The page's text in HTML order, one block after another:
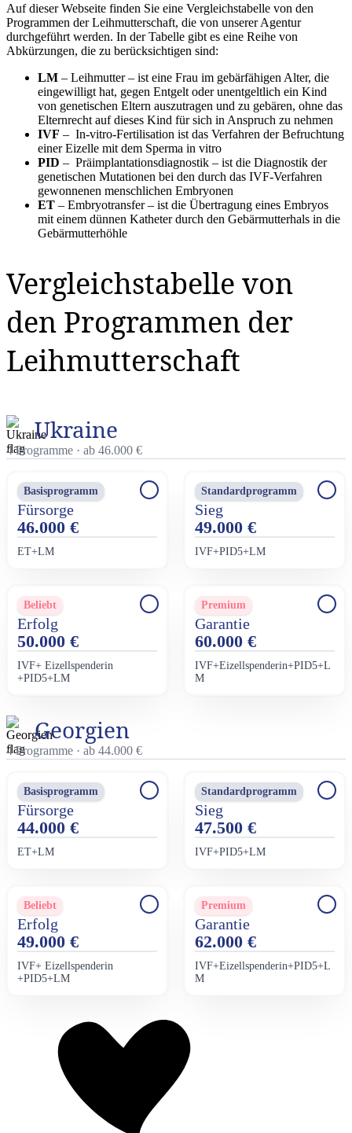
Auf dieser Webseite finden Sie eine Vergleichstabelle von den
Programmen der Leihmutterschaft, die von unserer Agentur
durchgeführt werden. In der Tabelle gibt es eine Reihe von
Abkürzungen, die zu berücksichtigen sind:
LM – Leihmutter – ist eine Frau im gebärfähigen Alter, die
eingewilligt hat, gegen Entgelt oder unentgeltlich ein Kind
von genetischen Eltern auszutragen und zu gebären, ohne das
Elternrecht auf dieses Kind für sich in Anspruch zu nehmen
IVF – In-vitro-Fertilisation ist das Verfahren der Befruchtung
einer Eizelle mit dem Sperma in vitro
PID – Präimplantationsdiagnostik – ist die Diagnostik der
genetischen Mutationen bei den durch das IVF-Verfahren
gewonnenen menschlichen Embryonen
ET – Embryotransfer – ist die Übertragung eines Embryos
mit einem dünnen Katheter durch den Gebärmutterhals in die
Gebärmutterhöhle
Vergleichstabelle von
den Programmen der
Leihmutterschaft
Ukraine
4 Programme · ab 46.000 €
Basisprogramm
Fürsorge
46.000 €
EТ+LM
Standardprogramm
Sieg
49.000 €
IVF+PID5+LM
Beliebt
Erfolg
50.000 €
IVF+ Eizellspenderin
+PID5+LM
Premium
Garantie
60.000 €
IVF+Eizellspenderin+PID5+L
M
Georgien
4 Programme · ab 44.000 €
Basisprogramm
Fürsorge
44.000 €
EТ+LM
Standardprogramm
Sieg
47.500 €
IVF+PID5+LM
Beliebt
Erfolg
49.000 €
IVF+ Eizellspenderin
+PID5+LM
Premium
Garantie
62.000 €
IVF+Eizellspenderin+PID5+L
M